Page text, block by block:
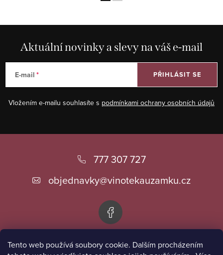
Tento web používá soubory cookie. Dalším procházením
Aktuální novinky a slevy na váš e-mail
E-mail
Vložením e-mailu souhlasíte s podmínkami ochrany osobních údajů
PŘIHLÁSIT SE
777 307 727
objednavky@vinotekauzamku.cz